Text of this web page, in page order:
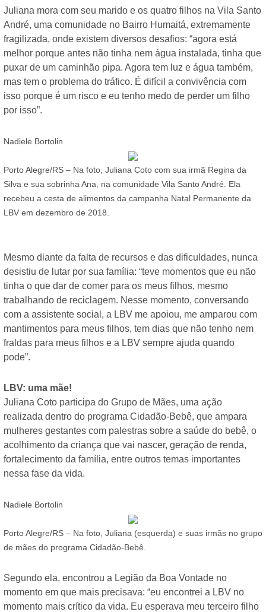
Juliana mora com seu marido e os quatro filhos na Vila Santo
André, uma comunidade no Bairro Humaitá, extremamente
fragilizada, onde existem diversos desafios: “agora está
melhor porque antes não tinha nem água instalada, tinha que
puxar de um caminhão pipa. Agora tem luz e água também,
mas tem o problema do tráfico. É difícil a convivência com
isso porque é um risco e eu tenho medo de perder um filho
por isso”.
Nadiele Bortolin
Porto Alegre/RS – Na foto, Juliana Coto com sua irmã Regina da
Silva e sua sobrinha Ana, na comunidade Vila Santo André. Ela
recebeu a cesta de alimentos da campanha Natal Permanente da
LBV em dezembro de 2018.
Mesmo diante da falta de recursos e das dificuldades, nunca
desistiu de lutar por sua família: “teve momentos que eu não
tinha o que dar de comer para os meus filhos, mesmo
trabalhando de reciclagem. Nesse momento, conversando
com a assistente social, a LBV me apoiou, me amparou com
mantimentos para meus filhos, tem dias que não tenho nem
fraldas para meus filhos e a LBV sempre ajuda quando
pode”.
LBV: uma mãe!
Juliana Coto participa do Grupo de Mães, uma ação
realizada dentro do programa Cidadão-Bebê, que ampara
mulheres gestantes com palestras sobre a saúde do bebê, o
acolhimento da criança que vai nascer, geração de renda,
fortalecimento da família, entre outros temas importantes
nessa fase da vida.
Nadiele Bortolin
Porto Alegre/RS – Na foto, Juliana (esquerda) e suas irmãs no grupo
de mães do programa Cidadão-Bebê.
Segundo ela, encontrou a Legião da Boa Vontade no
momento em que mais precisava: “eu encontrei a LBV no
momento mais crítico da vida. Eu esperava meu terceiro filho